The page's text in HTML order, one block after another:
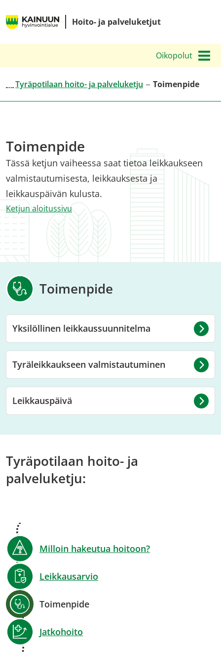
sisältöön
Oikopolut
Kainuun
Hoito- ja palveluketjut
Tyräpotilaan hoito- ja palveluketju Toimenpide
Toimenpide
Tässä ketjun vaiheessa saat tietoa leikkaukseen
valmistautumisesta, leikkauksesta ja
leikkauspäivän kulusta.
Ketjun aloitussivu
Toimenpide
Yksilöllinen leikkaussuunnitelma
Tyräleikkaukseen valmistautuminen
Leikkauspäivä
Tyräpotilaan hoito- ja
palveluketju:
Milloin hakeutua hoitoon?
Leikkausarvio
Toimenpide
Jatkohoito